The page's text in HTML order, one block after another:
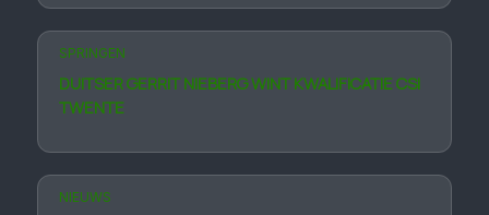
SPRINGEN
DUITSER GERRIT NIEBERG WINT KWALIFICATIE CSI
TWENTE
NIEUWS